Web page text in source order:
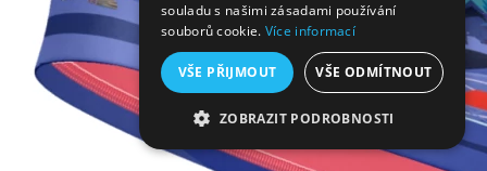
souladu s našimi zásadami používání
souborů cookie. Více informací
VŠE PŘIJMOUT VŠE ODMÍTNOUT
ZOBRAZIT PODROBNOSTI
NEZBYTNĚ NUTNÉ SOUBORY